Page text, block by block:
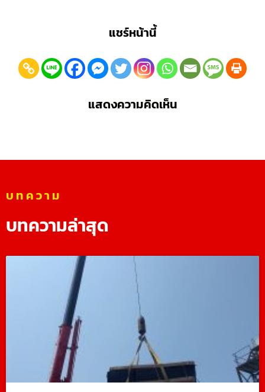
แชร์หน้านี้
แสดงความคิดเห็น
บทความ
บทความล่าสุด